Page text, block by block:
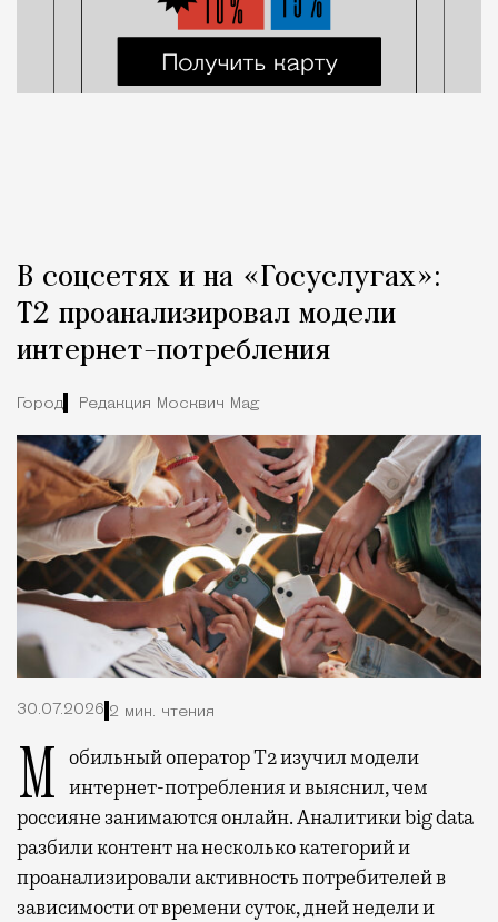
В соцсетях и на «Госуслугах»:
Т2 проанализировал модели
интернет-потребления
Город Редакция Москвич Mag
30.07.2026 2 мин. чтения
Мобильный оператор Т2 изучил модели интернет-потребления и выяснил, чем
россияне занимаются онлайн. Аналитики big data
разбили контент на несколько категорий и
проанализировали активность потребителей в
зависимости от времени суток, дней недели и